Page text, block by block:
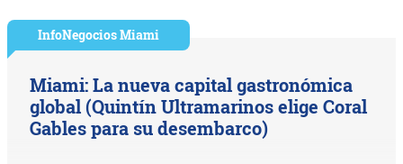
InfoNegocios Miami
Miami: La nueva capital gastronómica
global (Quintín Ultramarinos elige Coral
Gables para su desembarco)